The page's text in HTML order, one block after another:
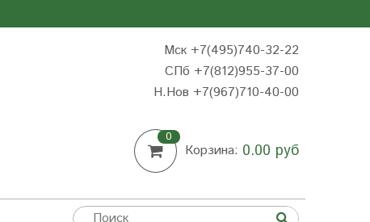
Мск +7(495)740-32-22
СПб +7(812)955-37-00
Н.Нов +7(967)710-40-00
0
Корзина: 0.00 руб